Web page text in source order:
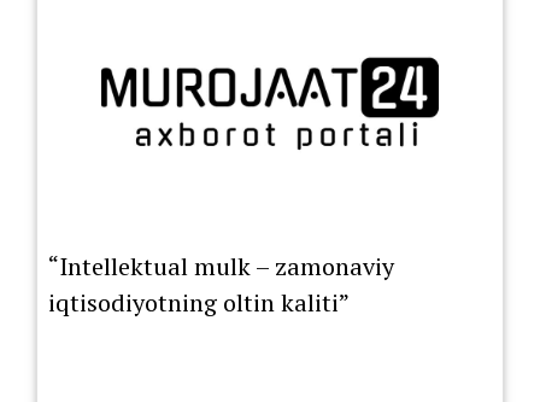
“Intellektual mulk – zamonaviy
iqtisodiyotning oltin kaliti”